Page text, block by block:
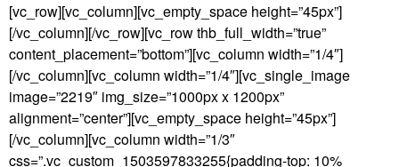
[vc_row][vc_column][vc_empty_space height=”45px”]
[/vc_column][/vc_row][vc_row thb_full_width=”true”
content_placement=”bottom”][vc_column width=”1/4″]
[/vc_column][vc_column width=”1/4″][vc_single_image
image=”2219″ img_size=”1000px x 1200px”
alignment=”center”][vc_empty_space height=”45px”]
[/vc_column][vc_column width=”1/3″
css=”.vc_custom_1503597833255{padding-top: 10%